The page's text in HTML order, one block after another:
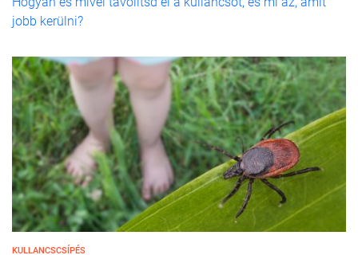
jobb kerülni?
KULLANCSCSÍPÉS